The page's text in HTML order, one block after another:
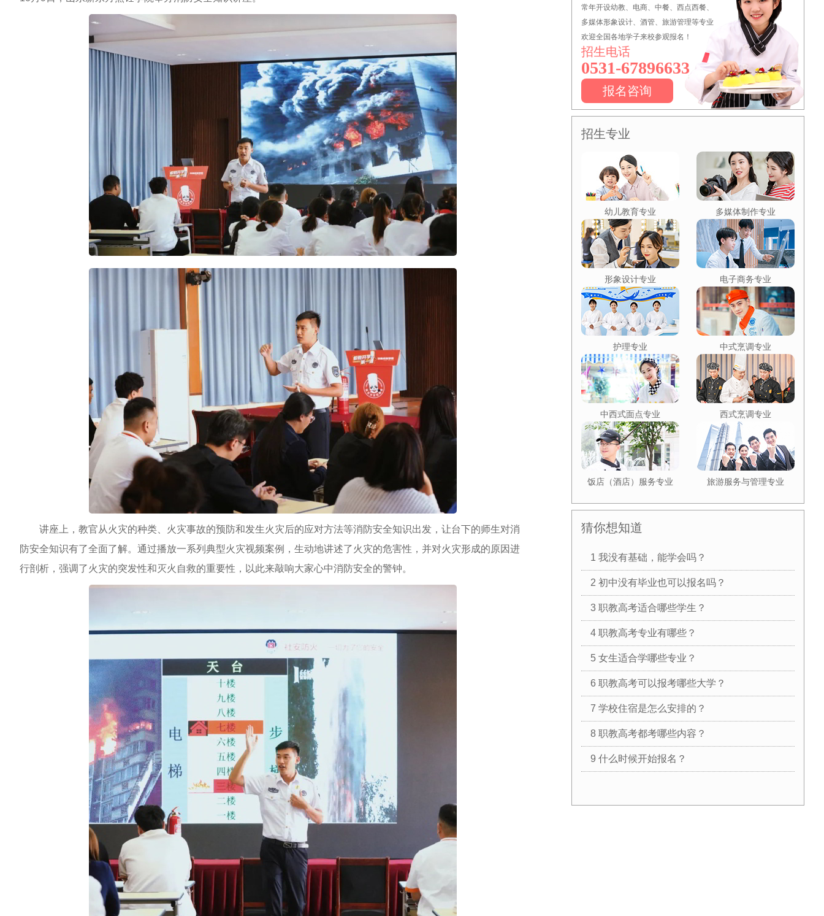
讲座上，教官从火灾的种类、火灾事故的预防和发生火灾后的应对方法等消防安全知识出发，让台下的师生对消
防安全知识有了全面了解。通过播放一系列典型火灾视频案例，生动地讲述了火灾的危害性，并对火灾形成的原因进
行剖析，强调了火灾的突发性和灭火自救的重要性，以此来敲响大家心中消防安全的警钟。
常年开设幼教、电商、中餐、西点西餐、
多媒体形象设计、酒管、旅游管理等专业
欢迎全国各地学子来校参观报名！
招生电话
0531-67896633
报名咨询
招生专业
幼儿教育专业 多媒体制作专业
形象设计专业 电子商务专业
护理专业 中式烹调专业
中西式面点专业 西式烹调专业
饭店（酒店）服务专业 旅游服务与管理专业
猜你想知道
1 我没有基础，能学会吗？
2 初中没有毕业也可以报名吗？
3 职教高考适合哪些学生？
4 职教高考专业有哪些？
5 女生适合学哪些专业？
6 职教高考可以报考哪些大学？
7 学校住宿是怎么安排的？
8 职教高考都考哪些内容？
9 什么时候开始报名？